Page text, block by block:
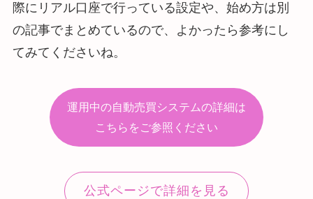
際にリアル口座で行っている設定や、始め方は別
の記事でまとめているので、よかったら参考にし
てみてくださいね。
運用中の自動売買システムの詳細は
こちらをご参照ください
公式ページで詳細を見る